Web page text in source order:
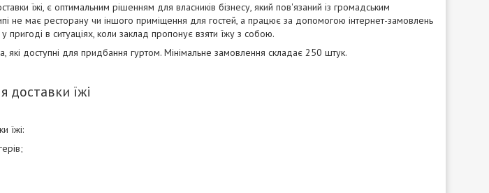
їжі, є оптимальним рішенням для власників бізнесу, який пов'язаний із громадським
не має ресторану чи іншого приміщення для гостей, а працює за допомогою інтернет-замовлень
пригоді в ситуаціях, коли заклад пропонує взяти їжу з собою.
які доступні для придбання гуртом. Мінімальне замовлення складає 250 штук.
доставки їжі
їжі: